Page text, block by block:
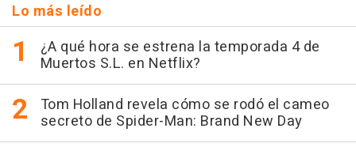
Lo más leído
¿A qué hora se estrena la temporada 4 de
Muertos S.L. en Netflix?
Tom Holland revela cómo se rodó el cameo
secreto de Spider-Man: Brand New Day